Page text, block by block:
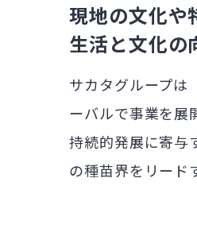
現地の文化や
生活と文化の
サカタグループは
ーバルで事業を展
持続的発展に寄与
の種苗界をリード